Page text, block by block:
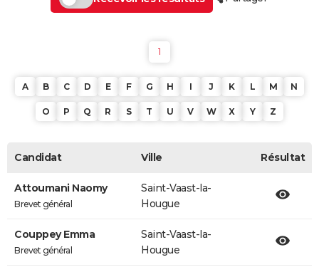
1
A B C D E F G H I J K L M N
O P Q R S T U V W X Y Z
Candidat Ville Résultat
Attoumani Naomy
Brevet général
Saint-Vaast-la-
Hougue
Couppey Emma
Brevet général
Saint-Vaast-la-
Hougue